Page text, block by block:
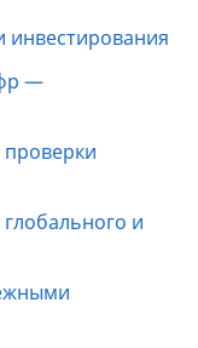
—
и